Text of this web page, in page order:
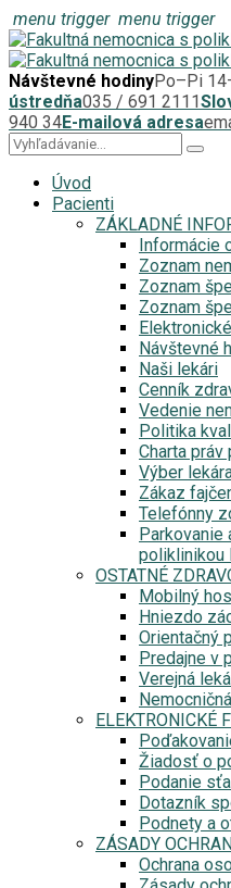
menu trigger menu trigger
Návštevné hodinyPo–Pi
ústredňa035 / 691 2111
940 34E-mailová adresa
Úvod
Pacienti
ZÁKLADNÉ
Informácie
Zoznam
Zoznam
Zoznam
Návštevné
Naši lekári
Cenník
Vedenie
Politika
Charta práv
Výber
Zákaz
Telefónny
Parkovanie
poliklinikou
OSTATNÉ
Mobilný
Hniezdo
Orientačný
Predajne v
Verejná
ELEKTRONICKÉ
Žiadosť o
Podanie
Dotazník
Podnety a
ZÁSADY
Ochrana